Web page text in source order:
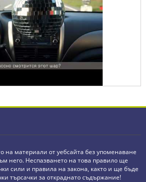
на материали от уебсайта без упоменаване
него. Неспазването на това правило ще
сили и правила на закона, както и ще бъде
търсачки за откраднато съдържание!